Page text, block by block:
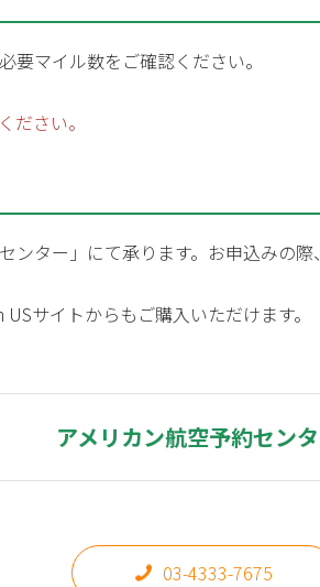
要マイル数をご確認ください。
ださい。
ンター」にて承ります。お申込みの
サイトからもご購入いただけます。
アメリカン航空予約セン
03-4333-7675